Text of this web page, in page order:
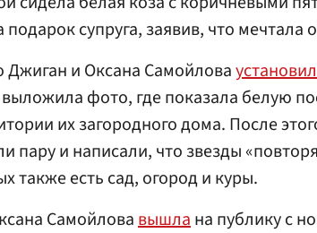
подарок супруга, заявив, что мечтала
Джиган и Оксана Самойлова
фото, где показала белую
их загородного дома. После
пару и написали, что звезды
также есть сад, огород и куры.
Самойловавышлана публику с